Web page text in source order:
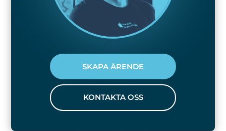
SKAPA ÄRENDE
KONTAKTA OSS